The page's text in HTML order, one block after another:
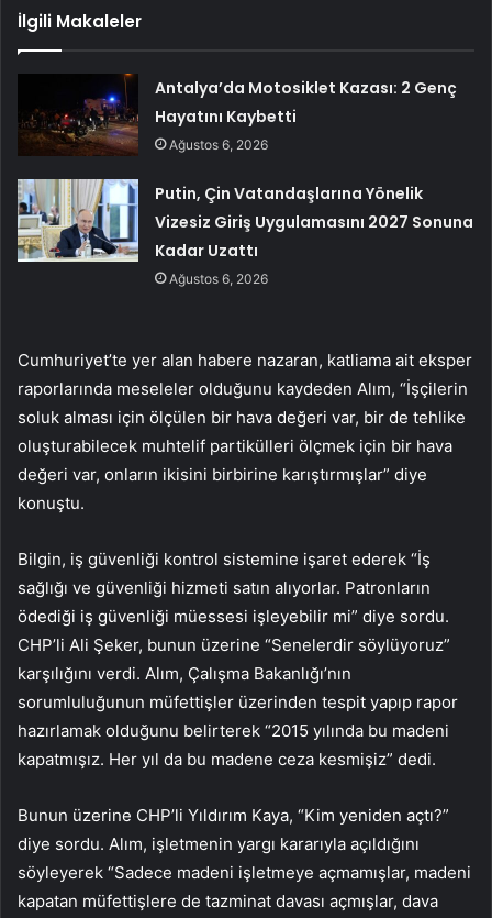
İlgili Makaleler
Antalya’da Motosiklet Kazası: 2 Genç
Hayatını Kaybetti
Ağustos 6, 2026
Putin, Çin Vatandaşlarına Yönelik
Vizesiz Giriş Uygulamasını 2027 Sonuna
Kadar Uzattı
Ağustos 6, 2026
Cumhuriyet’te yer alan habere nazaran, katliama ait eksper
raporlarında meseleler olduğunu kaydeden Alım, “İşçilerin
soluk alması için ölçülen bir hava değeri var, bir de tehlike
oluşturabilecek muhtelif partikülleri ölçmek için bir hava
değeri var, onların ikisini birbirine karıştırmışlar” diye
konuştu.
Bilgin, iş güvenliği kontrol sistemine işaret ederek “İş
sağlığı ve güvenliği hizmeti satın alıyorlar. Patronların
ödediği iş güvenliği müessesi işleyebilir mi” diye sordu.
CHP’li Ali Şeker, bunun üzerine “Senelerdir söylüyoruz”
karşılığını verdi. Alım, Çalışma Bakanlığı’nın
sorumluluğunun müfettişler üzerinden tespit yapıp rapor
hazırlamak olduğunu belirterek “2015 yılında bu madeni
kapatmışız. Her yıl da bu madene ceza kesmişiz” dedi.
Bunun üzerine CHP’li Yıldırım Kaya, “Kim yeniden açtı?”
diye sordu. Alım, işletmenin yargı kararıyla açıldığını
söyleyerek “Sadece madeni işletmeye açmamışlar, madeni
kapatan müfettişlere de tazminat davası açmışlar, dava